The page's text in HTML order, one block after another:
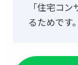
「住宅コ
るためです。